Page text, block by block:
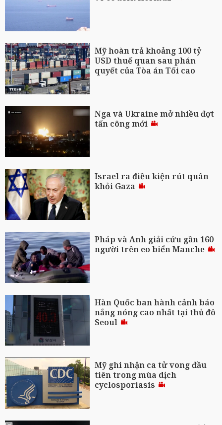
Mỹ hoàn trả khoảng 100 tỷ
USD thuế quan sau phán
quyết của Tòa án Tối cao
Nga và Ukraine mở nhiều đợt
tấn công mới
Israel ra điều kiện rút quân
khỏi Gaza
Pháp và Anh giải cứu gần 160
người trên eo biển Manche
Hàn Quốc ban hành cảnh báo
nắng nóng cao nhất tại thủ đô
Seoul
Mỹ ghi nhận ca tử vong đầu
tiên trong mùa dịch
cyclosporiasis